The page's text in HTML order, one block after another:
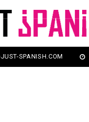
SPANISH.COM